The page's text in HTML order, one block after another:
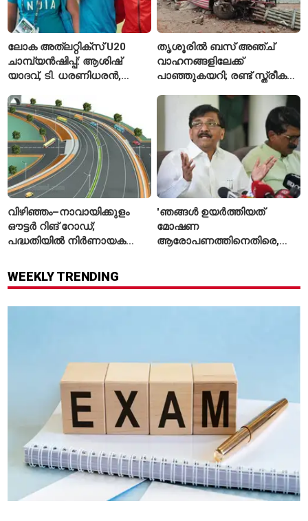
ലോക അത്‌ലറ്റിക്സ് U20
ചാമ്പ്യൻഷിപ്പ്: ആശിഷ്
യാദവ്, ടി. ധരണിധരൻ,
ഫൈനലിൽ
തൃശൂരിൽ ബസ് അഞ്ച്
വാഹനങ്ങളിലേക്ക്
പാഞ്ഞുകയറി; രണ്ട് സ്ത്രീകൾ
വിഴിഞ്ഞം–നാവായിക്കുളം
ഔട്ടർ റിങ് റോഡ്;
പദ്ധതിയിൽ നിർണായക
വിശദീകരണം
'ഞങ്ങൾ ഉയർത്തിയത്
മോഷണ
ആരോപണത്തിനെതിരെ,
സഞ്ജയ് റാവത്ത്
WEEKLY TRENDING